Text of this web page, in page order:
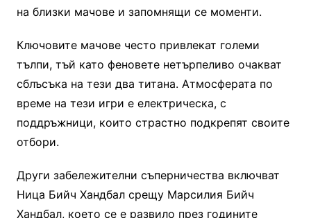
на близки мачове и запомнящи се моменти.
Ключовите мачове често привлекат големи
тълпи, тъй като феновете нетърпеливо очакват
сблъсъка на тези два титана. Атмосферата по
време на тези игри е електрическа, с
поддръжници, които страстно подкрепят своите
отбори.
Други забележителни съперничества включват
Ница Бийч Хандбал срещу Марсилия Бийч
Хандбал, което се е развило през годините